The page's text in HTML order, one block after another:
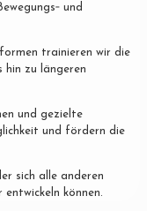
und
trainieren wir die
hin zu längeren
und gezielte
und fördern die
sich alle anderen
können.